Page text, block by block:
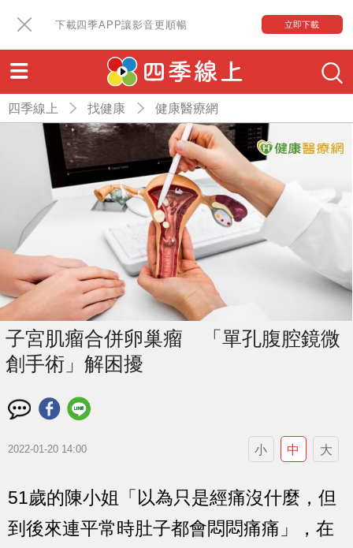
下載四季APP讓影音更順暢 立即下載
四季線上 找健康 健康醫療網
子宮肌瘤合併卵巢瘤 「單孔腹腔鏡微
創手術」解困擾
2022-01-20 14:00 小 中 大
51歲的陳小姐「以為只是經痛沒什麼，但
到後來連平常時肚子都會悶悶痛痛」，在